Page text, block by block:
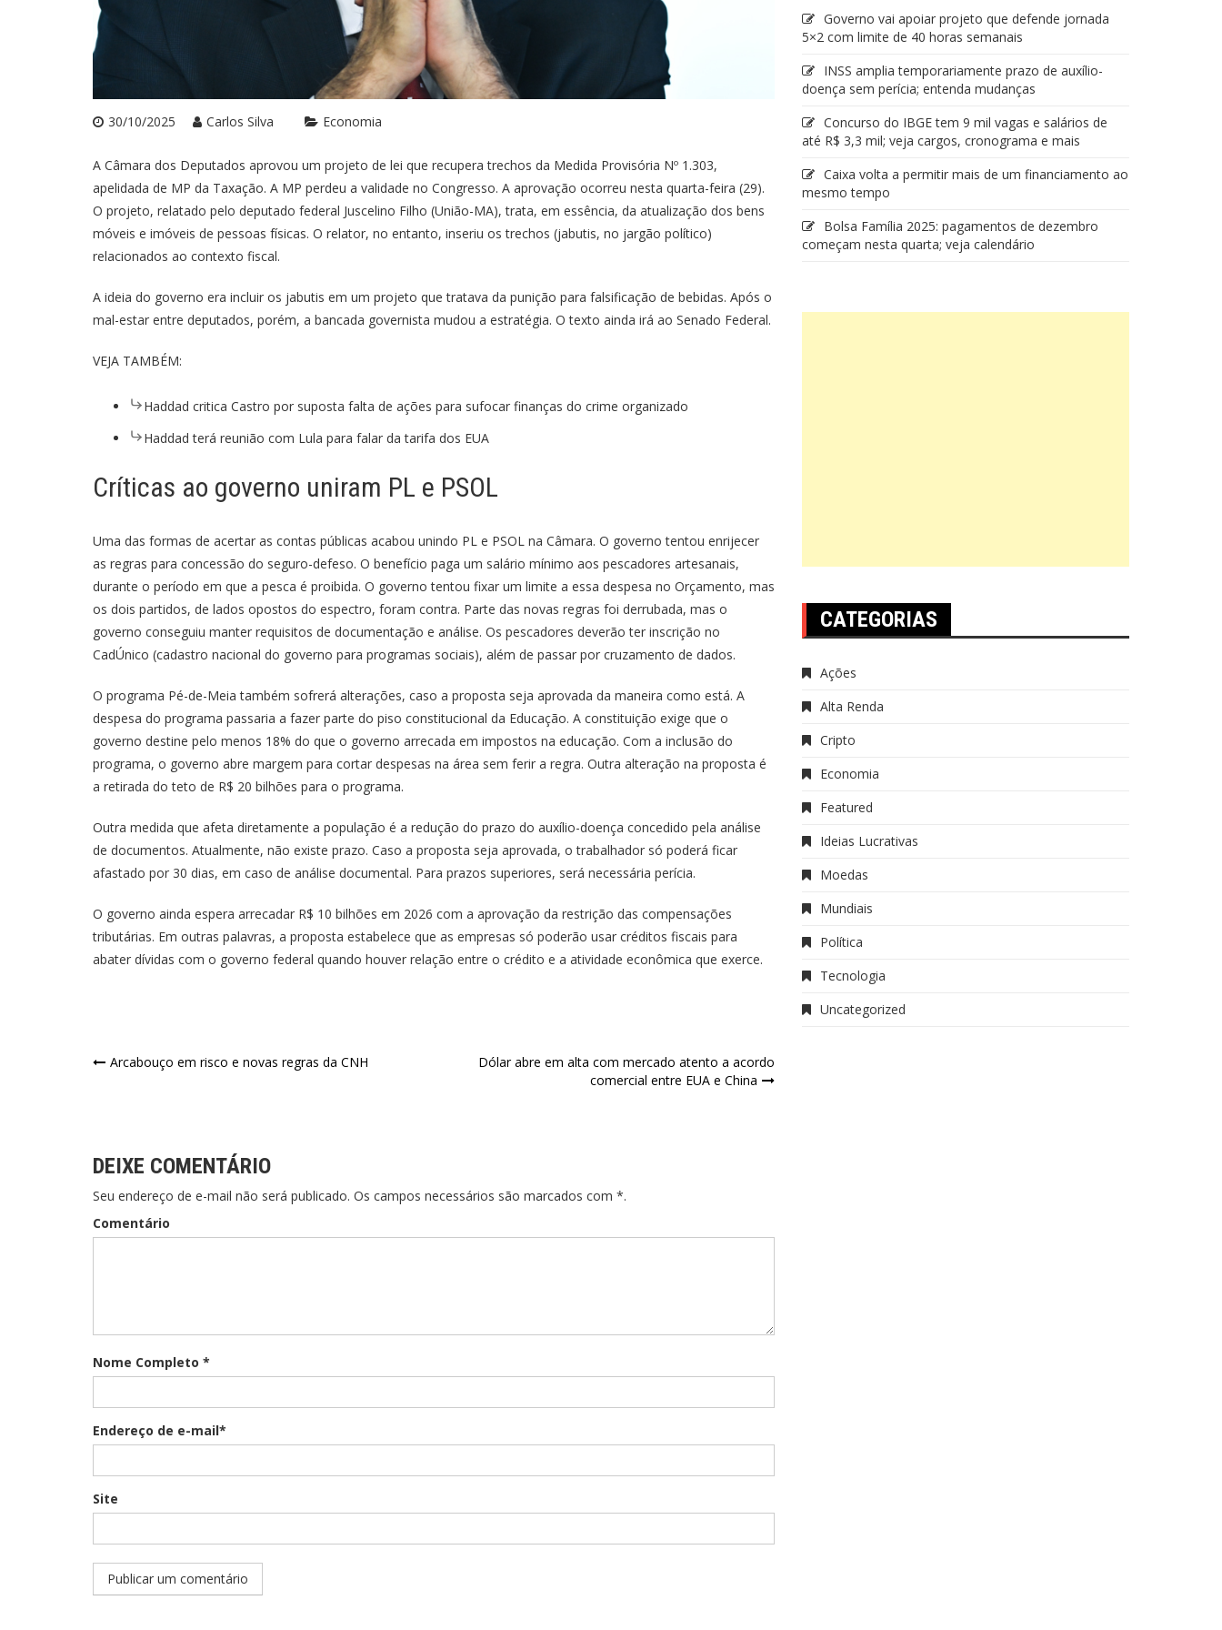
30/10/2025 Carlos Silva Economia
A Câmara dos Deputados aprovou um projeto de lei que recupera trechos da Medida Provisória Nº 1.303,
apelidada de MP da Taxação. A MP perdeu a validade no Congresso. A aprovação ocorreu nesta quarta-feira (29).
O projeto, relatado pelo deputado federal Juscelino Filho (União-MA), trata, em essência, da atualização dos bens
móveis e imóveis de pessoas físicas. O relator, no entanto, inseriu os trechos (jabutis, no jargão político)
relacionados ao contexto fiscal.
A ideia do governo era incluir os jabutis em um projeto que tratava da punição para falsificação de bebidas. Após o
mal-estar entre deputados, porém, a bancada governista mudou a estratégia. O texto ainda irá ao Senado Federal.
VEJA TAMBÉM:
Haddad critica Castro por suposta falta de ações para sufocar finanças do crime organizado
Haddad terá reunião com Lula para falar da tarifa dos EUA
Críticas ao governo uniram PL e PSOL
Uma das formas de acertar as contas públicas acabou unindo PL e PSOL na Câmara. O governo tentou enrijecer
as regras para concessão do seguro-defeso. O benefício paga um salário mínimo aos pescadores artesanais,
durante o período em que a pesca é proibida. O governo tentou fixar um limite a essa despesa no Orçamento, mas
os dois partidos, de lados opostos do espectro, foram contra. Parte das novas regras foi derrubada, mas o
governo conseguiu manter requisitos de documentação e análise. Os pescadores deverão ter inscrição no
CadÚnico (cadastro nacional do governo para programas sociais), além de passar por cruzamento de dados.
O programa Pé-de-Meia também sofrerá alterações, caso a proposta seja aprovada da maneira como está. A
despesa do programa passaria a fazer parte do piso constitucional da Educação. A constituição exige que o
governo destine pelo menos 18% do que o governo arrecada em impostos na educação. Com a inclusão do
programa, o governo abre margem para cortar despesas na área sem ferir a regra. Outra alteração na proposta é
a retirada do teto de R$ 20 bilhões para o programa.
Outra medida que afeta diretamente a população é a redução do prazo do auxílio-doença concedido pela análise
de documentos. Atualmente, não existe prazo. Caso a proposta seja aprovada, o trabalhador só poderá ficar
afastado por 30 dias, em caso de análise documental. Para prazos superiores, será necessária perícia.
O governo ainda espera arrecadar R$ 10 bilhões em 2026 com a aprovação da restrição das compensações
tributárias. Em outras palavras, a proposta estabelece que as empresas só poderão usar créditos fiscais para
abater dívidas com o governo federal quando houver relação entre o crédito e a atividade econômica que exerce.
Navegação
Arcabouço em risco e novas regras da CNH
Dólar abre em alta com mercado atento a acordo
comercial entre EUA e China
DEIXE COMENTÁRIO
Seu endereço de e-mail não será publicado. Os campos necessários são marcados com *.
Comentário
Nome Completo *
Endereço de e-mail*
Site
Governo vai apoiar projeto que defende jornada
5×2 com limite de 40 horas semanais
INSS amplia temporariamente prazo de auxílio-
doença sem perícia; entenda mudanças
Concurso do IBGE tem 9 mil vagas e salários de
até R$ 3,3 mil; veja cargos, cronograma e mais
Caixa volta a permitir mais de um financiamento ao
mesmo tempo
Bolsa Família 2025: pagamentos de dezembro
começam nesta quarta; veja calendário
CATEGORIAS
Ações
Alta Renda
Cripto
Economia
Featured
Ideias Lucrativas
Moedas
Mundiais
Política
Tecnologia
Uncategorized